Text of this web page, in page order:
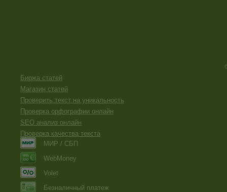
Биржа статей
Магазин статей
Проверить текст на уникальность
Проверка орфографии онлайн
SEO анализ онлайн
Проверка качества текста
МИР / СБП
WebMoney
Volet
Безналичный платеж